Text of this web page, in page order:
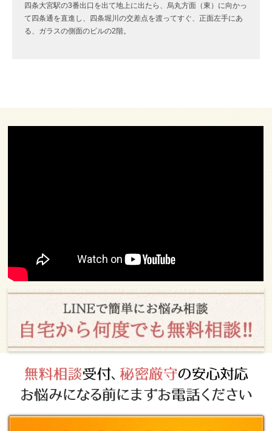
四条大宮駅の3番出口を出て地上に出たら、烏丸方面（東）に向かっ
て四条通を直進し、四条堀川の交差点を渡ってすぐ、正面左手にあ
る、ガラスの側面のビルの2階。